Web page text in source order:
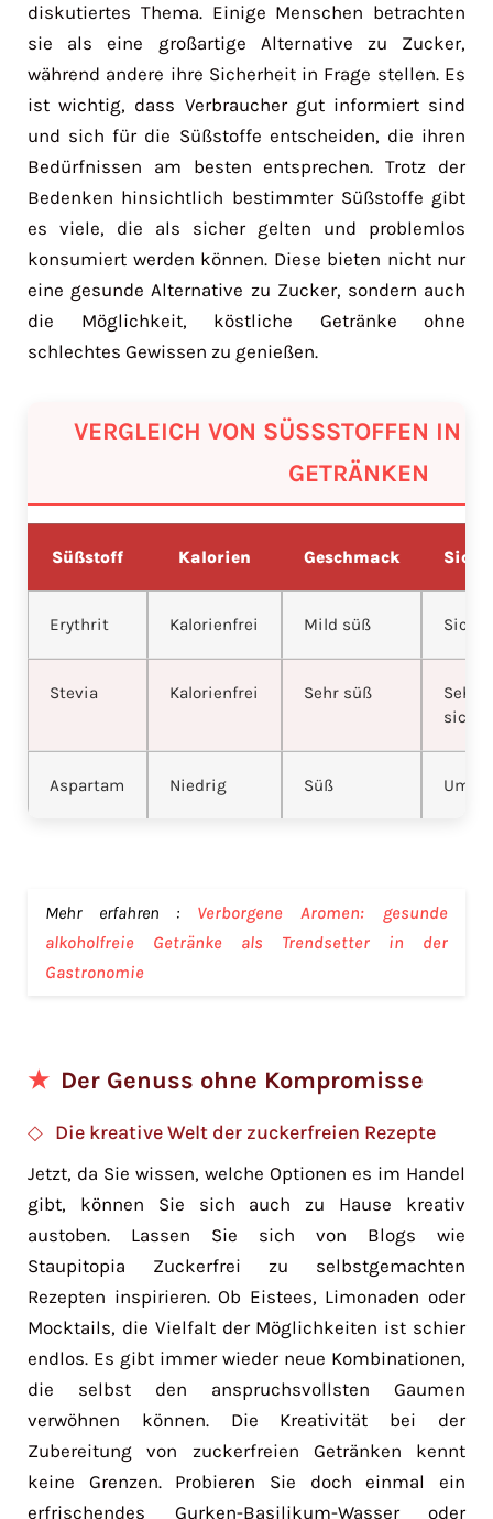
diskutiertes Thema. Einige Menschen betrachten
sie als eine großartige Alternative zu Zucker,
während andere ihre Sicherheit in Frage stellen. Es
ist wichtig, dass Verbraucher gut informiert sind
und sich für die Süßstoffe entscheiden, die ihren
Bedürfnissen am besten entsprechen. Trotz der
Bedenken hinsichtlich bestimmter Süßstoffe gibt
es viele, die als sicher gelten und problemlos
konsumiert werden können. Diese bieten nicht nur
eine gesunde Alternative zu Zucker, sondern auch
die Möglichkeit, köstliche Getränke ohne
schlechtes Gewissen zu genießen.
VERGLEICH VON SÜSSSTOFFEN IN
ETRÄNKEN
Süßstoff Kalorien Geschmack
Erythrit Kalorienfrei Mild süß Sicher
Stevia Kalorienfrei Sehr süß
Sehr
sicher
Aspartam Niedrig Süß
Mehr erfahren : Verborgene Aromen: gesunde
alkoholfreie Getränke als Trendsetter in der
Gastronomie
Der Genuss ohne Kompromisse
Die kreative Welt der zuckerfreien Rezepte
Jetzt, da Sie wissen, welche Optionen es im Handel
gibt, können Sie sich auch zu Hause kreativ
austoben. Lassen Sie sich von Blogs wie
Staupitopia Zuckerfrei zu selbstgemachten
Rezepten inspirieren. Ob Eistees, Limonaden oder
Mocktails, die Vielfalt der Möglichkeiten ist schier
endlos. Es gibt immer wieder neue Kombinationen,
die selbst den anspruchsvollsten Gaumen
verwöhnen können. Die Kreativität bei der
Zubereitung von zuckerfreien Getränken kennt
keine Grenzen. Probieren Sie doch einmal ein
erfrischendes Gurken-Basilikum-Wasser oder